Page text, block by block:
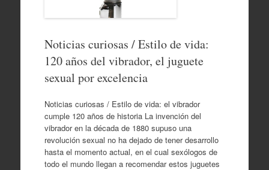
Noticias curiosas / Estilo de vida:
120 años del vibrador, el juguete
sexual por excelencia
Noticias curiosas / Estilo de vida: el vibrador
cumple 120 años de historia La invención del
vibrador en la década de 1880 supuso una
revolución sexual no ha dejado de tener desarrollo
hasta el momento actual, en el cual sexólogos de
todo el mundo llegan a recomendar estos juguetes